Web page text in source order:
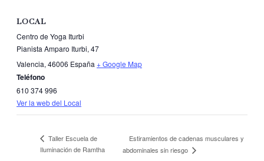
LOCAL
Centro de Yoga Iturbi
Pianista Amparo Iturbi, 47
Valencia, 46006 España + Google Map
Teléfono
610 374 996
Ver la web del Local
Taller Escuela de
Iluminación de Ramtha
Estiramientos de cadenas musculares y
abdominales sin riesgo